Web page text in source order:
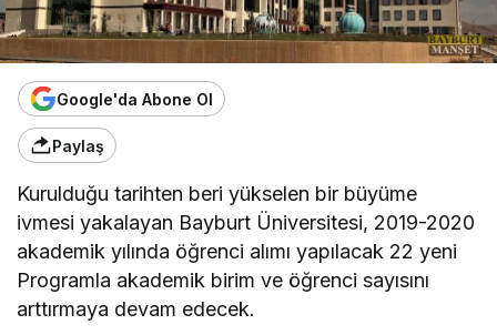
Google'da Abone Ol
Paylaş
Kurulduğu tarihten beri yükselen bir büyüme
ivmesi yakalayan Bayburt Üniversitesi, 2019-2020
akademik yılında öğrenci alımı yapılacak 22 yeni
Programla akademik birim ve öğrenci sayısını
arttırmaya devam edecek.